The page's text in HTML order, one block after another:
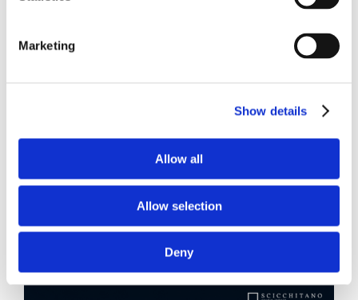
Marketing
Show details
Allow all
Allow selection
Deny